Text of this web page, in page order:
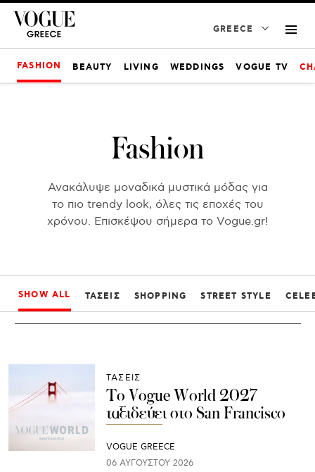
GREECE
FASHION BEAUTY LIVING WEDDINGS VOGUE TV
Fashion
Ανακάλυψε μοναδικά μυστικά μόδας για
το πιο trendy look, όλες τις εποχές του
χρόνου. Επισκέψου σήμερα το Vogue.gr!
SHOW ALL ΤΆΣΕΙΣ SHOPPING STREET STYLE
ΤΑΣΕΙΣ
Το Vogue World 2027
ταξιδεύει στο San Francisco
VOGUE GREECE
06 ΑΥΓΟΎΣΤΟΥ 2026